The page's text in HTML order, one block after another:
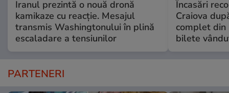
Iranul prezintă o nouă dronă
kamikaze cu reacție. Mesajul
transmis Washingtonului în plină
escaladare a tensiunilor
Încasări
Craiova
complet din
bilete
PARTENERI